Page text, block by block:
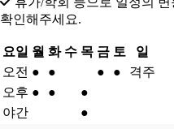
확인해주세요.
요일 월 화 수 목 금 토
일
오전 ● ● ● ●
격주
오후 ● ●
●
야간
●